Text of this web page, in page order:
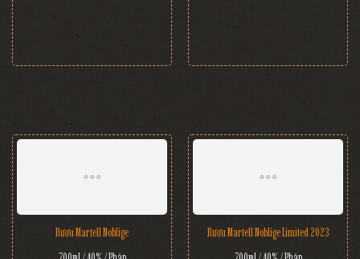
Rượu Martell Noblige Rượu Martell Noblige Limited 2023